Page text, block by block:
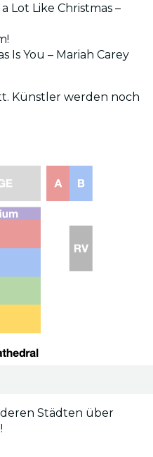
Lot Like Christmas –
Is You – Mariah Carey
Künstler werden noch
Städten über